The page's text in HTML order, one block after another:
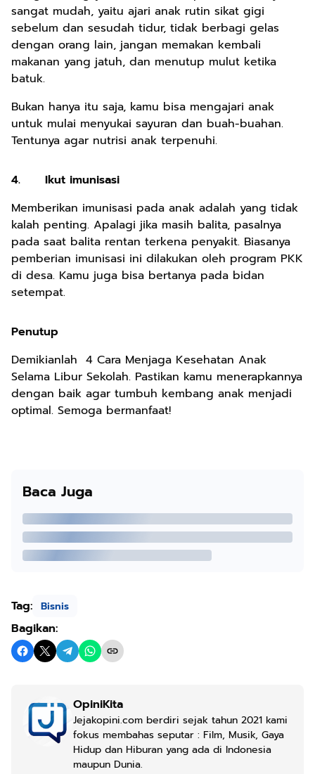
sangat mudah, yaitu ajari anak rutin sikat gigi
sebelum dan sesudah tidur, tidak berbagi gelas
dengan orang lain, jangan memakan kembali
makanan yang jatuh, dan menutup mulut ketika
batuk.
Bukan hanya itu saja, kamu bisa mengajari anak
untuk mulai menyukai sayuran dan buah-buahan.
Tentunya agar nutrisi anak terpenuhi.
4.
Ikut imunisasi
Memberikan imunisasi pada anak adalah yang tidak
kalah penting. Apalagi jika masih balita, pasalnya
pada saat balita rentan terkena penyakit. Biasanya
pemberian imunisasi ini dilakukan oleh program PKK
di desa. Kamu juga bisa bertanya pada bidan
setempat.
Penutup
Demikianlah 4 Cara Menjaga Kesehatan Anak
Selama Libur Sekolah. Pastikan kamu menerapkannya
dengan baik agar tumbuh kembang anak menjadi
optimal. Semoga bermanfaat!
Baca Juga
Tag: Bisnis
Bagikan:
OpiniKita
Jejakopini.com berdiri sejak tahun 2021 kami
fokus membahas seputar : Film, Musik, Gaya
Hidup dan Hiburan yang ada di Indonesia
maupun Dunia.